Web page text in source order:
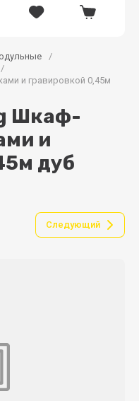
/
/
и гравировкой 0,45м
Шкаф-
и
дуб
Следующий